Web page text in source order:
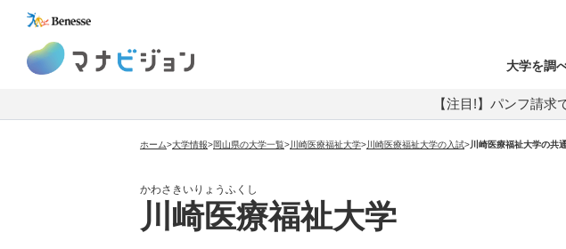
大学を調
【注目!】パンフ請
ホーム>大学情報>岡山県の大学一覧> 川崎医療福祉大学> 川崎医療福祉大学の入試>川崎医療福祉大学の共
かわさきいりょうふくし
川崎医療福祉大学